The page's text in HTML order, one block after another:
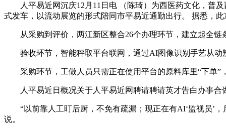
人平易近网沉庆12月11日电 （陈琦）为西医药文化，普及
式发车，以流动展览的形式陪同市平易近通勤出行。 据悉，
从采购到评价，两江新区整合26个办理环节，建立起全链
验收环节，智能秤取平台联网，通过AI图像识别手艺从动
采购环节，工做人员只需正在使用平台的原料库里“下单”
人平易近日概况关于人平易近网聘请聘请英才告白办事合
“以前靠人工盯后厨，不免有疏漏；现正在有AI‘监视员’，
说。